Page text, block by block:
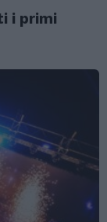
i primi